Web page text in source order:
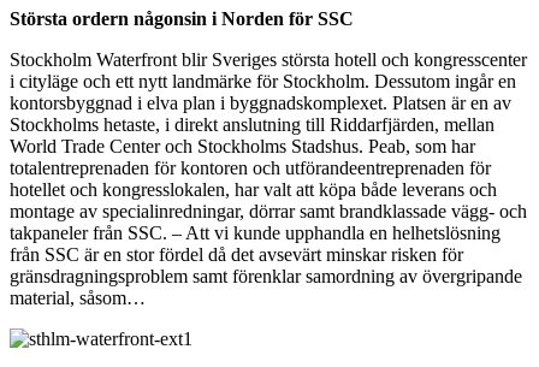
Största ordern någonsin i Norden för SSC
Stockholm Waterfront blir Sveriges största hotell och kongresscenter
i cityläge och ett nytt landmärke för Stockholm. Dessutom ingår en
kontorsbyggnad i elva plan i byggnadskomplexet. Platsen är en av
Stockholms hetaste, i direkt anslutning till Riddarfjärden, mellan
World Trade Center och Stockholms Stadshus. Peab, som har
totalentreprenaden för kontoren och utförandeentreprenaden för
hotellet och kongresslokalen, har valt att köpa både leverans och
montage av specialinredningar, dörrar samt brandklassade vägg- och
takpaneler från SSC. – Att vi kunde upphandla en helhetslösning
från SSC är en stor fördel då det avsevärt minskar risken för
gränsdragningsproblem samt förenklar samordning av övergripande
material, såsom…